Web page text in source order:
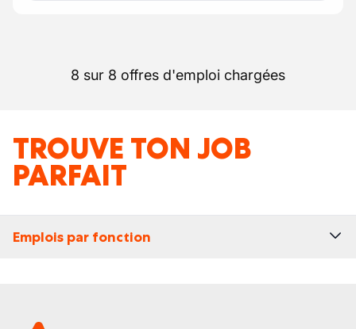
8 sur 8 offres d'emploi chargées
TROUVE TON JOB
PARFAIT
Emplois par fonction